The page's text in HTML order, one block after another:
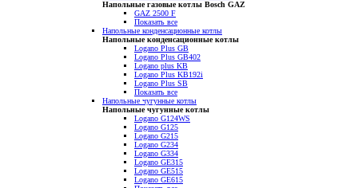
Напольные газовые котлы Bosch GAZ
GAZ 2500 F
Показать все
Напольные конденсационные котлы
Напольные конденсационные котлы
Logano Plus GB
Logano Plus GB402
Logano plus KB
Logano Plus KB192i
Logano Plus SB
Показать все
Напольные чугунные котлы
Напольные чугунные котлы
Logano G124WS
Logano G125
Logano G215
Logano G234
Logano G334
Logano GE315
Logano GE515
Logano GE615